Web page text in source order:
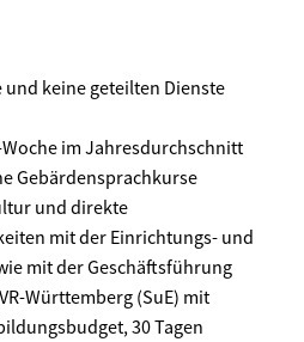
und keine geteilten Dienste
Woche im Jahresdurchschnitt
Gebärdensprachkurse
und direkte
mit der Einrichtungs- und
mit der Geschäftsführung
Württemberg (SuE) mit
30 Tagen